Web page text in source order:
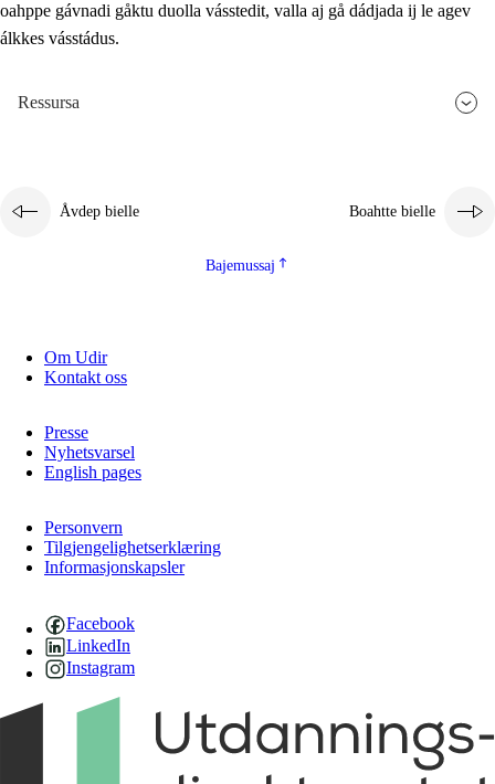
oahppe gávnadi gåktu duolla vásstedit, valla aj gå dádjada ij le agev
álkkes vásstádus.
Ressursa
Åvdep bielle Boahtte bielle
Bajemussaj
Om Udir
Kontakt oss
Presse
Nyhetsvarsel
English pages
Personvern
Tilgjengelighetserklæring
Informasjonskapsler
Facebook
LinkedIn
Instagram